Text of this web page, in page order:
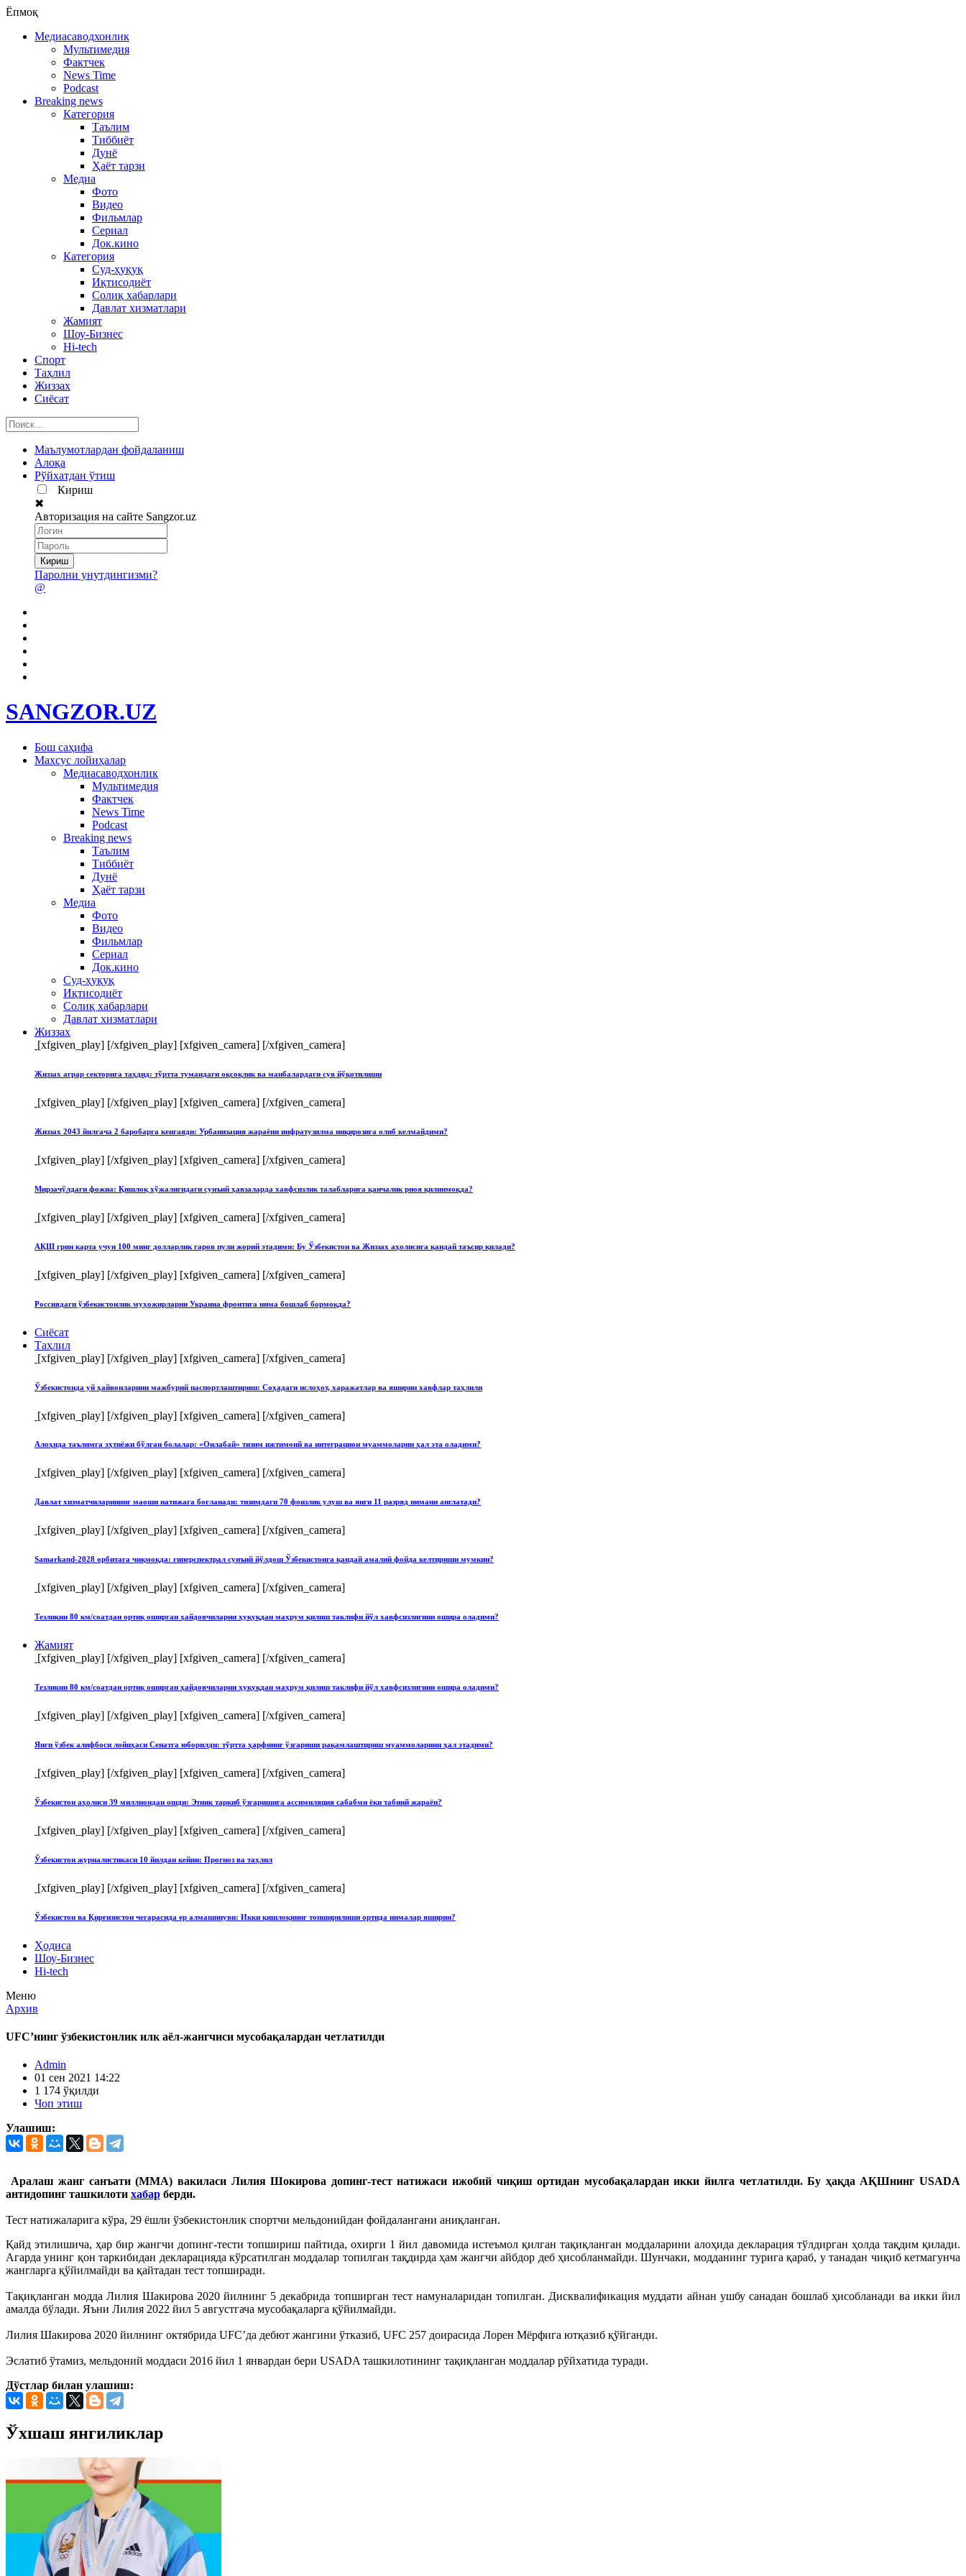
Ёпмоқ
Медиасаводхонлик
Мультимедия
Фактчек
News Time
Podcast
Breaking news
Категория
Таълим
Тиббиёт
Дунё
Ҳаёт тарзи
Медиа
Фото
Видео
Фильмлар
Сериал
Док.кино
Категория
Суд-ҳуқуқ
Иқтисодиёт
Солиқ хабарлари
Давлат хизматлари
Жамият
Шоу-Бизнес
Hi-tech
Спорт
Таҳлил
Жиззах
Сиёсат
Маълумотлардан фойдаланиш
Алоқа
Рўйхатдан ўтиш
Кириш
✖
Авторизация на сайте Sangzor.uz
Паролни унутдингизми?
@
SANGZOR.UZ
Бош саҳифа
Махсус лойиҳалар
Медиасаводхонлик
Мультимедия
Фактчек
News Time
Podcast
Breaking news
Таълим
Тиббиёт
Дунё
Ҳаёт тарзи
Медиа
Фото
Видео
Фильмлар
Сериал
Док.кино
Суд-ҳуқуқ
Иқтисодиёт
Солиқ хабарлари
Давлат хизматлари
Жиззах
[xfgiven_play] [/xfgiven_play] [xfgiven_camera] [/xfgiven_camera]
Жиззах аграр секторига таҳдид: тўртта тумандаги оқсоқлик ва манбалардаги сув йўқотилиши
[xfgiven_play] [/xfgiven_play] [xfgiven_camera] [/xfgiven_camera]
Жиззах 2043 йилгача 2 баробарга кенгаяди: Урбанизация жараёни инфратузилма инқирозига олиб келмайдими?
[xfgiven_play] [/xfgiven_play] [xfgiven_camera] [/xfgiven_camera]
Мирзачўлдаги фожиа: Қишлоқ хўжалигидаги сунъий ҳавзаларда хавфсизлик талабларига қанчалик риоя қилинмоқда?
[xfgiven_play] [/xfgiven_play] [xfgiven_camera] [/xfgiven_camera]
АҚШ грин карта учун 100 минг долларлик гаров пули жорий этадими: Бу Ўзбекистон ва Жиззах аҳолисига қандай таъсир қилади?
[xfgiven_play] [/xfgiven_play] [xfgiven_camera] [/xfgiven_camera]
Россиядаги ўзбекистонлик муҳожирларни Украина фронтига нима бошлаб бормоқда?
Сиёсат
Таҳлил
[xfgiven_play] [/xfgiven_play] [xfgiven_camera] [/xfgiven_camera]
Ўзбекистонда уй ҳайвонларини мажбурий паспортлаштириш: Соҳадаги ислоҳот, харажатлар ва яширин хавфлар таҳлили
[xfgiven_play] [/xfgiven_play] [xfgiven_camera] [/xfgiven_camera]
Алоҳида таълимга эҳтиёжи бўлган болалар: «Оилабай» тизим ижтимоий ва интеграцион муаммоларни ҳал эта оладими?
[xfgiven_play] [/xfgiven_play] [xfgiven_camera] [/xfgiven_camera]
Давлат хизматчиларининг маоши натижага боғланади: тизимдаги 70 фоизлик улуш ва янги 11 разряд нимани англатади?
[xfgiven_play] [/xfgiven_play] [xfgiven_camera] [/xfgiven_camera]
Samarkand-2028 орбитага чиқмоқда: гиперспектрал сунъий йўлдош Ўзбекистонга қандай амалий фойда келтириши мумкин?
[xfgiven_play] [/xfgiven_play] [xfgiven_camera] [/xfgiven_camera]
Тезликни 80 км/соатдан ортиқ оширган ҳайдовчиларни ҳуқуқдан маҳрум қилиш таклифи йўл хавфсизлигини ошира оладими?
Жамият
[xfgiven_play] [/xfgiven_play] [xfgiven_camera] [/xfgiven_camera]
Тезликни 80 км/соатдан ортиқ оширган ҳайдовчиларни ҳуқуқдан маҳрум қилиш таклифи йўл хавфсизлигини ошира оладими?
[xfgiven_play] [/xfgiven_play] [xfgiven_camera] [/xfgiven_camera]
Янги ўзбек алифбоси лойиҳаси Сенатга юборилди: тўртта ҳарфнинг ўзгариши рақамлаштириш муаммоларини ҳал этадими?
[xfgiven_play] [/xfgiven_play] [xfgiven_camera] [/xfgiven_camera]
Ўзбекистон аҳолиси 39 миллиондан ошди: Этник таркиб ўзгаришига ассимиляция сабабми ёки табиий жараён?
[xfgiven_play] [/xfgiven_play] [xfgiven_camera] [/xfgiven_camera]
Ўзбекистон журналистикаси 10 йилдан кейин: Прогноз ва таҳлил
[xfgiven_play] [/xfgiven_play] [xfgiven_camera] [/xfgiven_camera]
Ўзбекистон ва Қирғизистон чегарасида ер алмашинуви: Икки қишлоқнинг топширилиши ортида нималар яширин?
Ҳодиса
Шоу-Бизнес
Hi-tech
Меню
Архив
UFC’нинг ўзбекистонлик илк аёл-жангчиси мусобақалардан четлатилди
Admin
01 сен 2021 14:22
1 174 ўқилди
Чоп этиш
Улашиш:
Аралаш жанг санъати (MMA) вакиласи Лилия Шокирова допинг-тест натижаси ижобий чиқиш ортидан мусобақалардан икки йилга четлатилди. Бу ҳақда АҚШнинг USADA
антидопинг ташкилоти хабар берди.
Тест натижаларига кўра, 29 ёшли ўзбекистонлик спортчи мельдонийдан фойдалангани аниқланган.
Қайд этилишича, ҳар бир жангчи допинг-тести топшириш пайтида, охирги 1 йил давомида истеъмол қилган тақиқланган моддаларини алоҳида декларация тўлдирган ҳолда тақдим қилади.
Агарда унинг қон таркибидан декларацияда кўрсатилган моддалар топилган тақдирда ҳам жангчи айбдор деб ҳисобланмайди. Шунчаки, модданинг турига қараб, у танадан чиқиб кетмагунча
жангларга қўйилмайди ва қайтадан тест топширади.
Тақиқланган модда Лилия Шакирова 2020 йилнинг 5 декабрида топширган тест намуналаридан топилган. Дисквалификация муддати айнан ушбу санадан бошлаб ҳисобланади ва икки йил
амалда бўлади. Яъни Лилия 2022 йил 5 августгача мусобақаларга қўйилмайди.
Лилия Шакирова 2020 йилнинг октябрида UFC’да дебют жангини ўтказиб, UFC 257 доирасида Лорен Мёрфига ютқазиб қўйганди.
Эслатиб ўтамиз, мельдоний моддаси 2016 йил 1 январдан бери USADA ташкилотининг тақиқланган моддалар рўйхатида туради.
Дўстлар билан улашиш:
Ўхшаш янгиликлар